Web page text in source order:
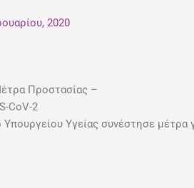
2020
Προστασίας –
CoV-2
Υπουργείου Υγείας συνέστησε